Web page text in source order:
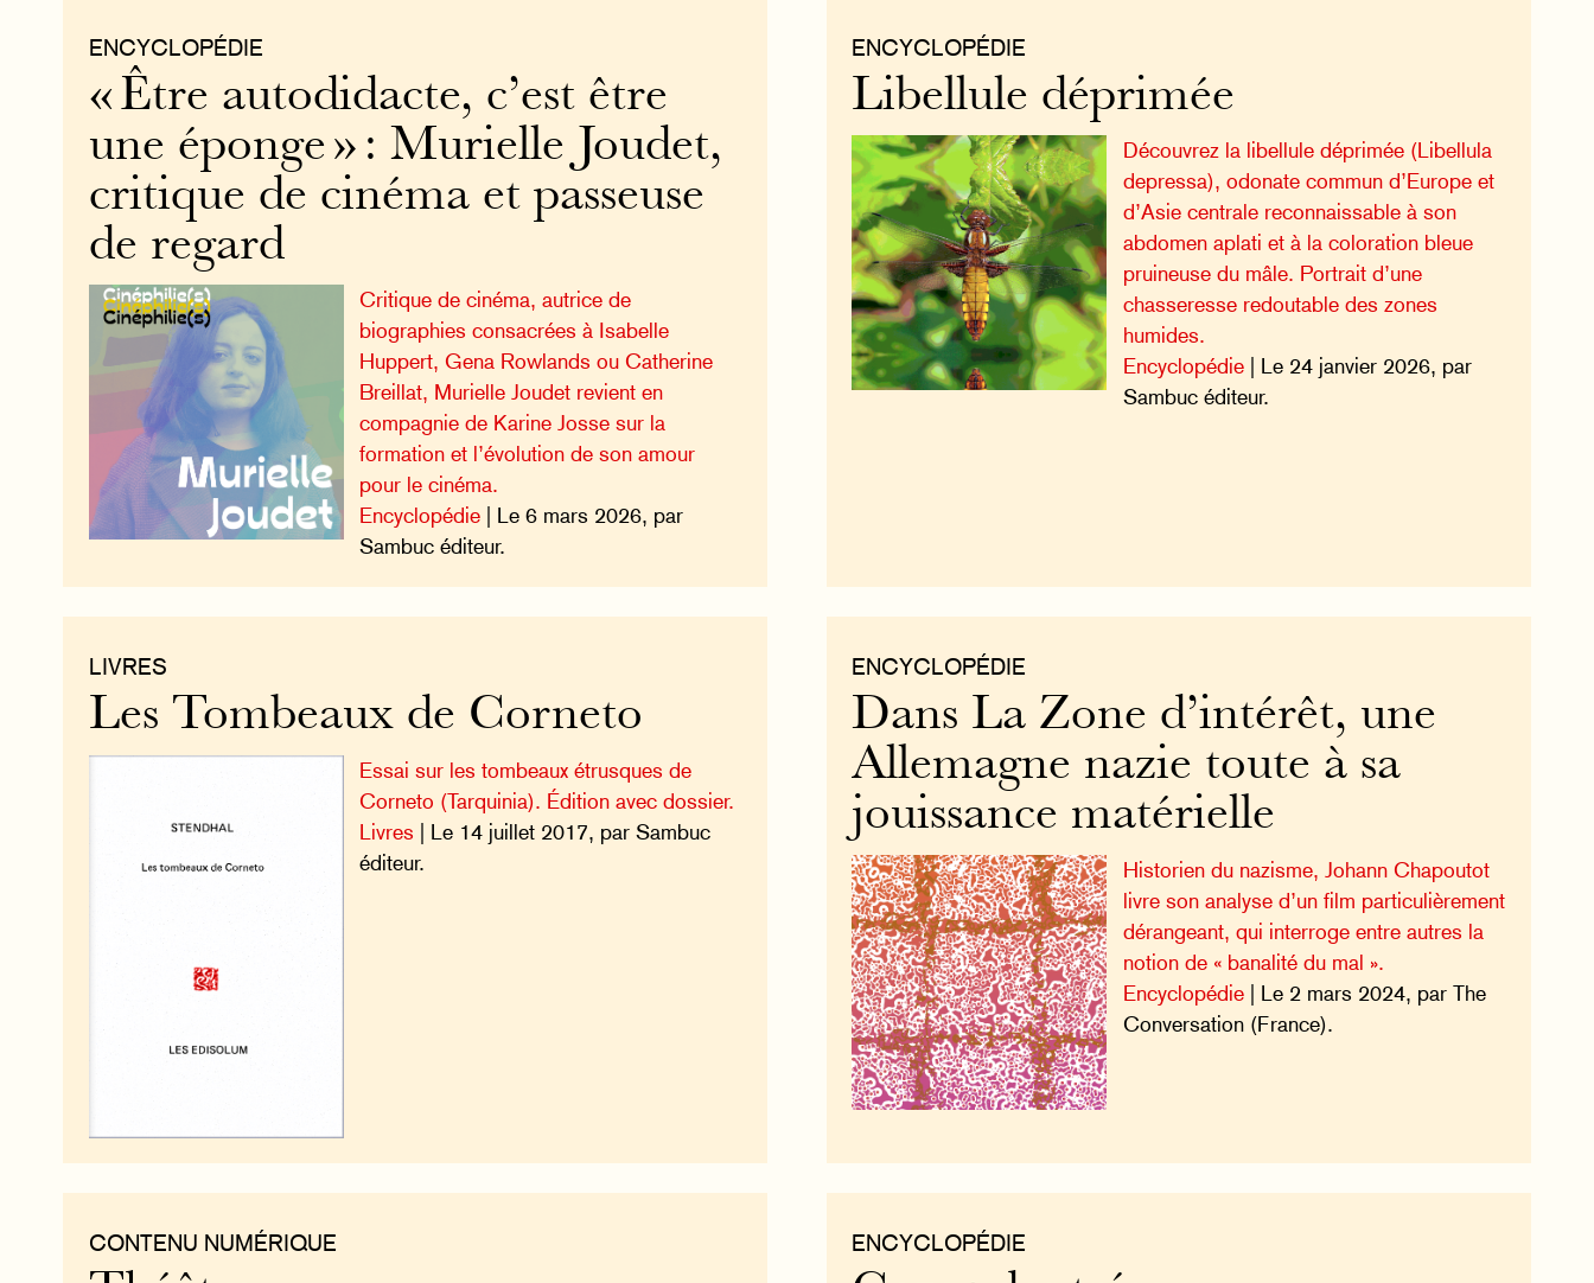
ENCYCLOPÉDIE
Libellule déprimée
Découvrez la libellule déprimée (Libellula
depressa), odonate commun d’Europe et
d’Asie centrale reconnaissable à son
abdomen aplati et à la coloration bleue
pruineuse du mâle. Portrait d’une
chasseresse redoutable des zones
humides.
Encyclopédie| Le 24 janvier 2026, par
Sambuc éditeur.
ENCYCLOPÉDIE
« Être autodidacte, c’est être
une éponge » : Murielle Joudet,
critique de cinéma et passeuse
de regard
Critique de cinéma, autrice de
biographies consacrées à Isabelle
Huppert, Gena Rowlands ou Catherine
Breillat, Murielle Joudet revient en
compagnie de Karine Josse sur la
formation et l’évolution de son amour
pour le cinéma.
Encyclopédie | Le 6 mars 2026, par
Sambuc éditeur.
ENCYCLOPÉDIE
Dans La Zone d’intérêt, une
Allemagne nazie toute à sa
jouissance matérielle
Historien du nazisme, Johann Chapoutot
livre son analyse d’un film particulièrement
dérangeant, qui interroge entre autres la
notion de « banalité du mal ».
Encyclopédie| Le 2 mars 2024, par The
Conversation (France).
LIVRES
Les Tombeaux de Corneto
Essai sur les tombeaux étrusques de
Corneto (Tarquinia). Édition avec dossier.
Livres | Le 14 juillet 2017, par Sambuc
éditeur.
ENCYCLOPÉDIE
CONTENU NUMÉRIQUE